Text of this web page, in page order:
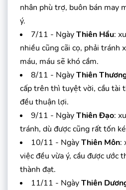
nhân phù trợ, buôn bán may
ý.
7/11 - NgàyThiên Hầu:
nhiều cũng cãi cọ, phải tránh
máu, máu sẽ khó cầm.
8/11 - NgàyThiên
cấp trên thì tuyệt vời, cầu tài
đều thuận lợi.
9/11 - NgàyThiên Đạo:
tránh, dù được cũng rất tốn
10/11 - NgàyThiên Môn:
việc đều vừa ý, cầu được ước
thành đạt.
11/11 - NgàyThiên